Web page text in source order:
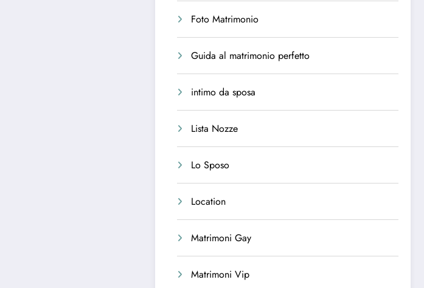
Foto Matrimonio
Guida al matrimonio perfetto
intimo da sposa
Lista Nozze
Lo Sposo
Location
Matrimoni Gay
Matrimoni Vip